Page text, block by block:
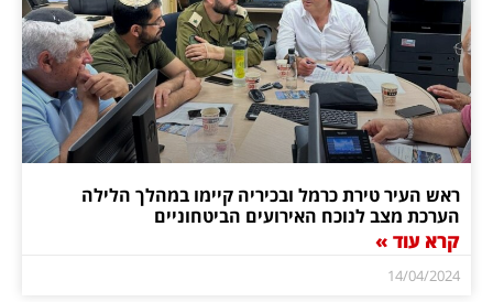
ראש העיר טירת כרמל ובכיריה קיימו במהלך הלילה
הערכת מצב לנוכח האירועים הביטחוניים
קרא עוד »
14/04/2024